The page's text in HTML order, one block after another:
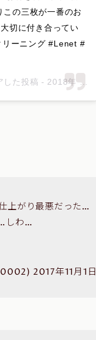
この三枚が一番のお
切に付き合ってい
リーニング #Lenet #
した投稿 - 2018年 5月月28日午後6時24分PDT
上がり最悪だった…
しわ…
2017年11月1日